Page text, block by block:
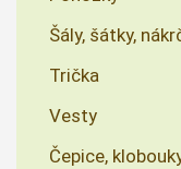
Šály, šátky,
Trička
Vesty
Čepice,